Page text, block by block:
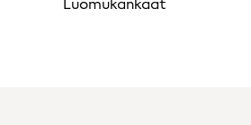
Luomukankaat